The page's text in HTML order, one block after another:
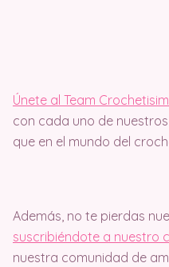
Únete al Team
con cada uno de
que en el mundo del
Además, no te pierdas
suscribiéndote a nuestro
nuestra comunidad de